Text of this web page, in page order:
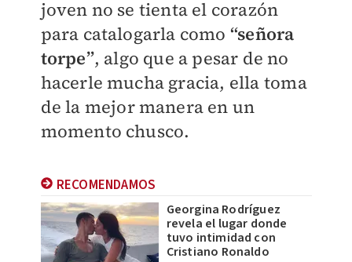
joven no se tienta el corazón
para catalogarla como “señora
torpe”, algo que a pesar de no
hacerle mucha gracia, ella toma
de la mejor manera en un
momento chusco.
RECOMENDAMOS
Georgina Rodríguez
revela el lugar donde
tuvo intimidad con
Cristiano Ronaldo